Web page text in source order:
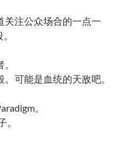
关注公众场合的一点一
可能是血统的天敌吧。
。
。